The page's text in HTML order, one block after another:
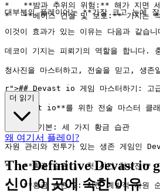
*   **밤과 추위의 위험:** 해가 지면 세
대부분의 플레이어는 **가장 크고 눈에
이것이 효과가 있는 이유는 다음과 같
데코이 기지는 피뢰기의 역할을 합니다.
r">## Devast io 게임 마스터하기: 고
**Devast io**를 위한 전술 마스터 클래
### 1. 기본: 세 가지 황금 습관
자원 관리와 전투가 있는 생존 게임인
*   **황금 습관 1: 첫 시간 청사진** - 매
*   **황금 습관 2: 사전 예방적 자원 순
더 읽기
왜 여기서 플레이?
The Definitive Devast io
신이 이곳에 속한 이유